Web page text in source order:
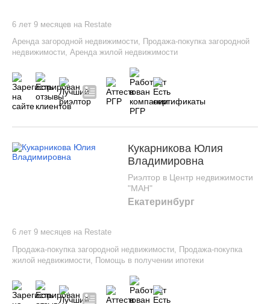
6 лет 9 месяцев на Restate
Аренда загородной недвижимости, Продажа-покупка загородной
недвижимости, Аренда жилой недвижимости
Кукарникова Юлия
Владимировна
Риэлтор в Центр недвижимости
"МАН"
Екатеринбург
6 лет 9 месяцев на Restate
Продажа-покупка загородной недвижимости
Продажа-покупка
жилой недвижимости
Помощь в получении ипотеки